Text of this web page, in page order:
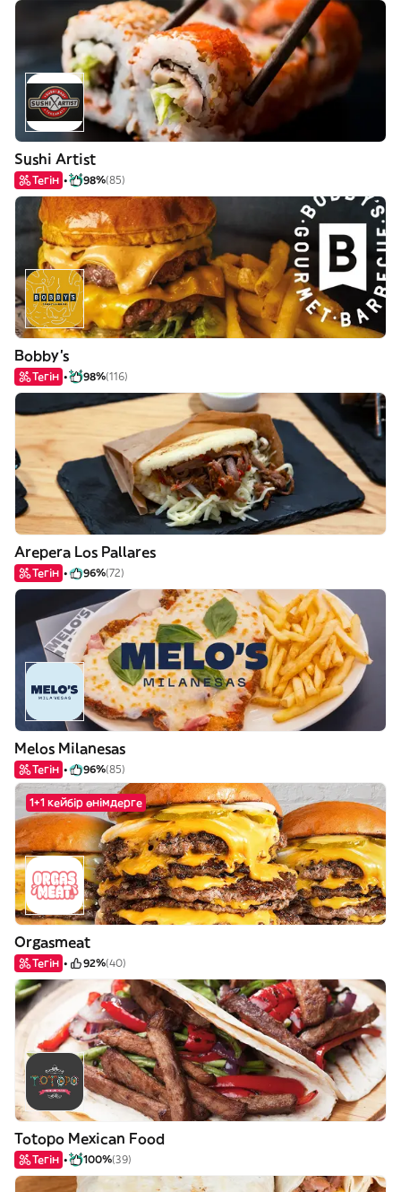
Sushi Artist
Тегін 98%(85)
Bobby's
Тегін 98%(116)
Arepera Los Pallares
Тегін 96%(72)
Melos Milanesas
Тегін 96%(85)
1+1 кейбір өнімдерге
Orgasmeat
Тегін 92%(40)
Totopo Mexican Food
Тегін 100%(39)